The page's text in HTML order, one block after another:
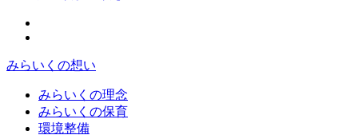
みらいくの想い
みらいくの理念
みらいくの保育
環境整備